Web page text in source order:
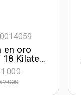
en oro
Kilates,
3.50
ancho